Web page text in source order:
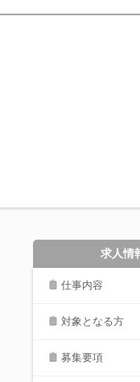
求人情
仕事内容
対象となる方
募集要項